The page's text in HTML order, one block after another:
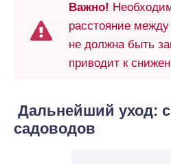
Важно!
расстояние
не должна быть
приводит к
Дальнейший уход:
садоводов